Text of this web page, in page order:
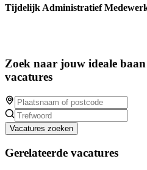
Tijdelijk Administratief
Zoek naar jouw ideale
vacatures
Vacatures zoeken
Gerelateerde vacatures